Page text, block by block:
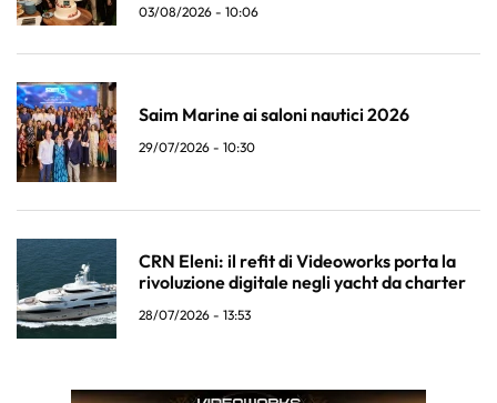
03/08/2026 - 10:06
Saim Marine ai saloni nautici 2026
29/07/2026 - 10:30
CRN Eleni: il refit di Videoworks porta la
rivoluzione digitale negli yacht da charter
28/07/2026 - 13:53